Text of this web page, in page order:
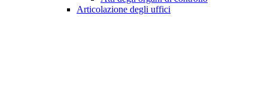
Articolazione degli uffici